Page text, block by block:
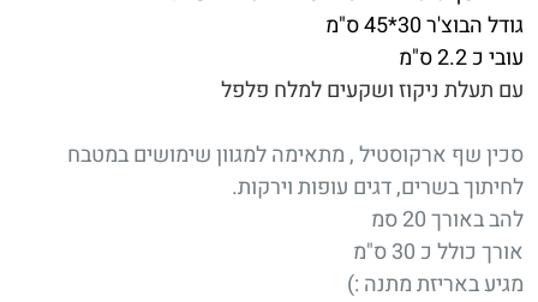
גודל הבוצ'ר 30*45 ס"מ
עובי כ 2.2 ס"מ
עם תעלת ניקוז ושקעים למלח פלפל
סכין שף ארקוסטיל , מתאימה למגוון שימושים במטבח
לחיתוך בשרים, דגים עופות וירקות.
להב באורך 20 סמ
אורך כולל כ 30 ס"מ
מגיע באריזת מתנה :)